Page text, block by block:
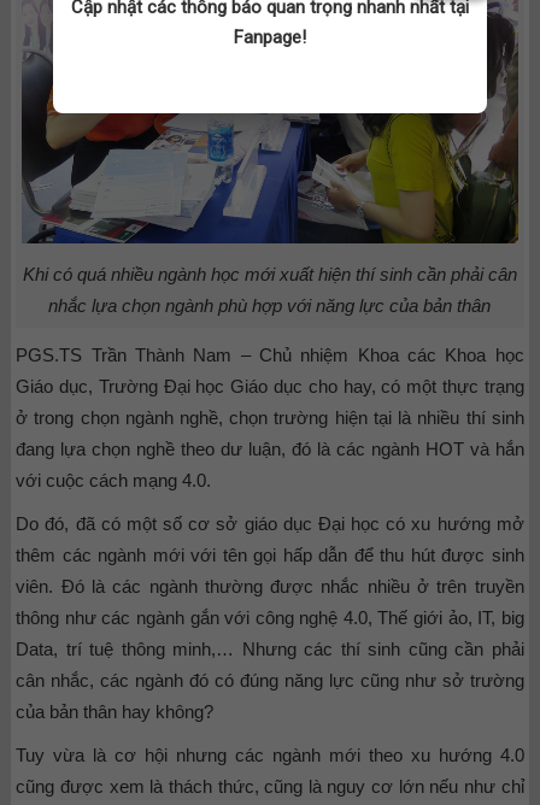
Khi có quá nhiều ngành học mới xuất hiện thí sinh cần phải cân
nhắc lựa chọn ngành phù hợp với năng lực của bản thân
PGS.TS Trần Thành Nam – Chủ nhiệm Khoa các Khoa học
Giáo dục, Trường Đại học Giáo dục cho hay, có một thực trạng
ở trong chọn ngành nghề, chọn trường hiện tại là nhiều thí sinh
đang lựa chọn nghề theo dư luận, đó là các ngành HOT và hắn
với cuộc cách mạng 4.0.
Do đó, đã có một số cơ sở giáo dục Đại học có xu hướng mở
thêm các ngành mới với tên gọi hấp dẫn để thu hút được sinh
viên. Đó là các ngành thường được nhắc nhiều ở trên truyền
thông như các ngành gắn với công nghệ 4.0, Thế giới ảo, IT, big
Data, trí tuệ thông minh,… Nhưng các thí sinh cũng cần phải
cân nhắc, các ngành đó có đúng năng lực cũng như sở trường
của bản thân hay không?
Tuy vừa là cơ hội nhưng các ngành mới theo xu hướng 4.0
cũng được xem là thách thức, cũng là nguy cơ lớn nếu như chỉ
Cập nhật các thông báo quan trọng nhanh nhất tại
Fanpage!